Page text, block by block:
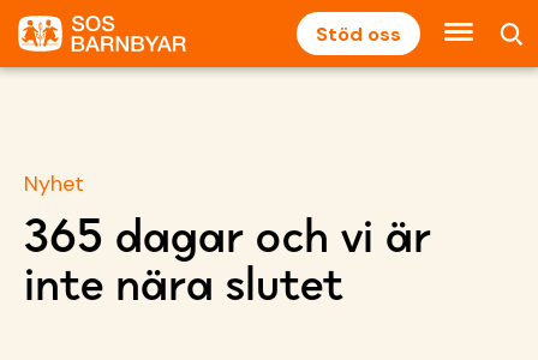
Stöd oss
Nyhet
365 dagar och vi är
inte nära slutet